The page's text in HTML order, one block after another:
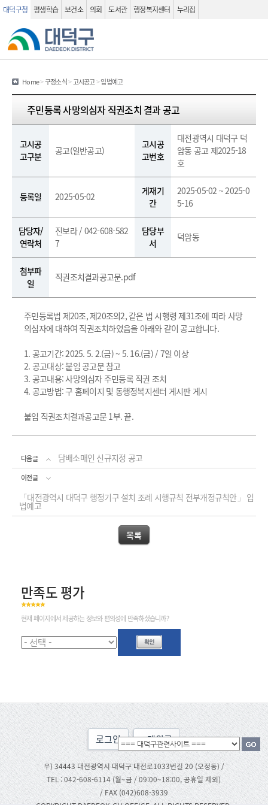
대덕구청 평생학습 보건소 의회 도서관 행정복지센터 누리집
Home>구정소식>고시공고>입법예고
주민등록 사망의심자 직권조치 결과 공고
고시공
고구분
공고(일반공고)
고시공
고번호
대전광역시 대덕구 덕
암동 공고 제2025-18
호
등록일 2025-05-02
게재기
간
2025-05-02 ~ 2025-0
5-16
담당자/
연락처
진보라 / 042-608-582
7
담당부
서
덕암동
첨부파
일
직권조치결과공고문.pdf
주민등록법 제20조, 제20조의2, 같은 법 시행령 제31조에 따라 사망
의심자에 대하여 직권조치하였음을 아래와 같이 공고합니다.
1. 공고기간: 2025. 5. 2.(금) ~ 5. 16.(금) / 7일 이상
2. 공고대상: 붙임 공고문 참고
3. 공고내용: 사망의심자 주민등록 직권 조치
4. 공고방법: 구 홈페이지 및 동행정복지센터 게시판 게시
붙임 직권조치결과공고문 1부. 끝.
다음글 담배소매인 신규지정 공고
이전글
「대전광역시 대덕구 행정기구 설치 조례 시행규칙 전부개정규칙안」 입
법예고
목록
만족도 평가
현재 페이지에서 제공하는 정보와 편의성에 만족하셨습니까?
로그인 맨위로
우) 34443 대전광역시 대덕구 대전로1033번길 20 (오정동) /
TEL : 042-608-6114 (월~금 / 09:00~18:00, 공휴일 제외)
/ FAX (042)608-3939